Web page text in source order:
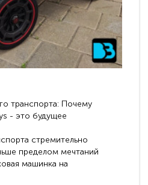
транспорта: Почему
- это будущее
стремительно
пределом мечтаний
машинка на